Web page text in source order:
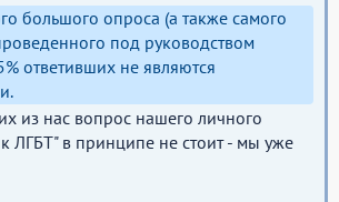
большого опроса (а также самого
под руководством
ответивших не являются
из нас вопрос нашего личного
ЛГБТ" в принципе не стоит - мы уже